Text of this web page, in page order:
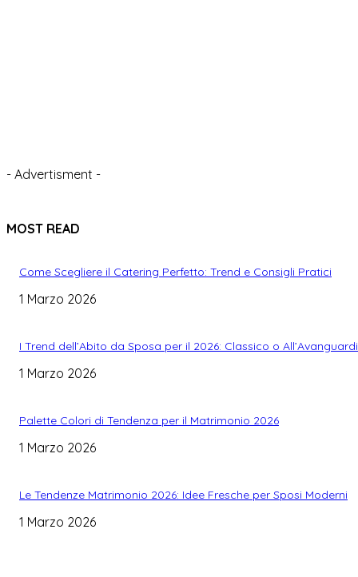
- Advertisment -
MOST READ
Come Scegliere il Catering Perfetto: Trend e Consigli Pratici
1 Marzo 2026
I Trend dell’Abito da Sposa per il 2026: Classico o
1 Marzo 2026
Palette Colori di Tendenza per il Matrimonio 2026
1 Marzo 2026
Le Tendenze Matrimonio 2026: Idee Fresche per Sposi Moderni
1 Marzo 2026